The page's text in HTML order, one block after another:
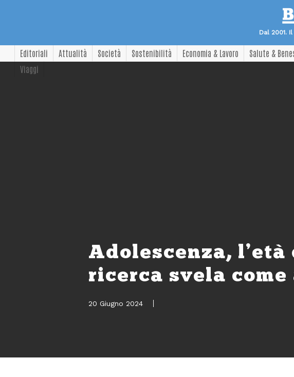
Dal 2001.
Editoriali Attualità Società Sostenibilità Economia & Lavoro Salute &
Viaggi
Adolescenza,
ricerca svela
20 Giugno 2024